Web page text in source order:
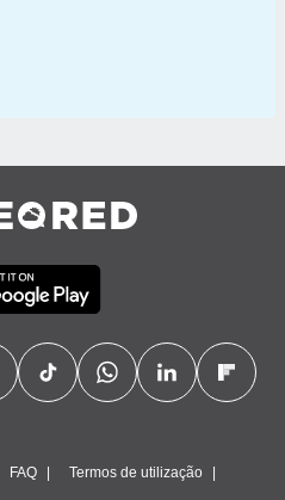
FAQ Termos de utilização